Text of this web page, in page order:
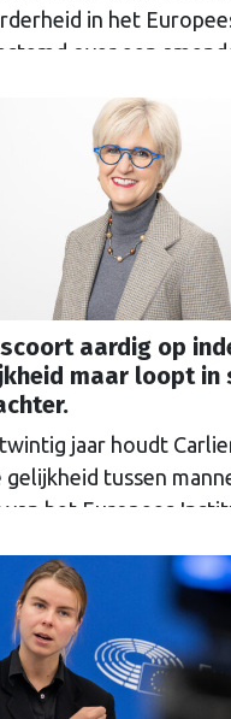
in het
over een
uitnodiging van de
CDA stemde tegen.
aardig op
maar loopt in
jaar houdt
gelijkheid tussen
van het Europees
“Ik begrijp
mening over